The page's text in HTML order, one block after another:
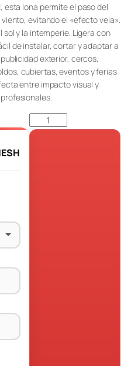
esta lona permite el paso del
evitando el «efecto vela».
y la intemperie. Ligera con
de instalar, cortar y adaptar a
exterior, cercos,
cubiertas, eventos y ferias
entre impacto visual y